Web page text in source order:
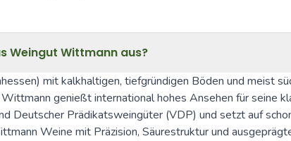
Weingut Wittmann aus?
mit kalkhaltigen, tiefgründigen Böden und meist
genießt international hohes Ansehen für seine
Deutscher Prädikatsweingüter (VDP) und setzt auf
Weine mit Präzision, Säurestruktur und